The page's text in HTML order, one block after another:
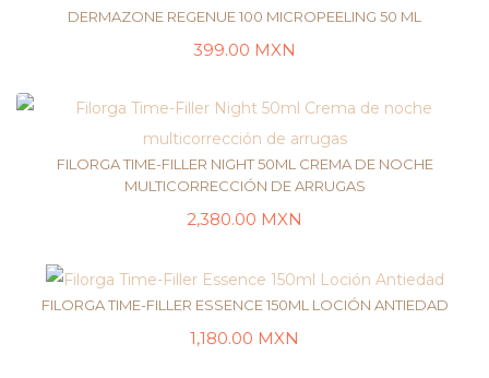
DERMAZONE REGENUE 100 MICROPEELING 50 ML
399.00 MXN
FILORGA TIME-FILLER NIGHT 50ML CREMA DE NOCHE
MULTICORRECCIÓN DE ARRUGAS
2,380.00 MXN
FILORGA TIME-FILLER ESSENCE 150ML LOCIÓN ANTIEDAD
1,180.00 MXN